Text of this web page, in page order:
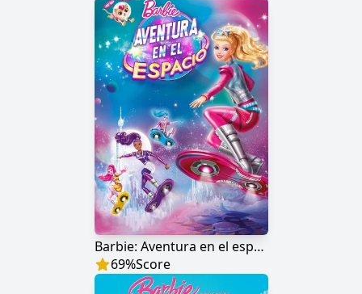
Barbie: Aventura en el espacio
69%Score